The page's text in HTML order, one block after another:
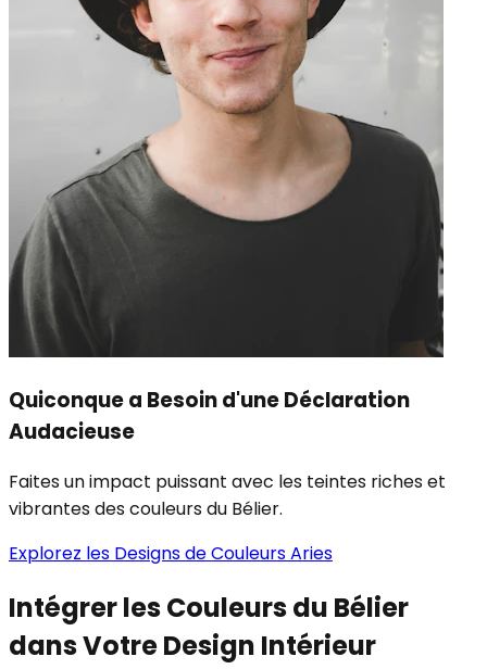
Quiconque a Besoin d'une Déclaration
Audacieuse
Faites un impact puissant avec les teintes riches et
vibrantes des couleurs du Bélier.
Explorez les Designs de Couleurs Aries
Intégrer les Couleurs du Bélier
dans Votre Design Intérieur